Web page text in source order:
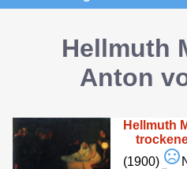
Hellmuth
Anton
Hellmuth
(1900)